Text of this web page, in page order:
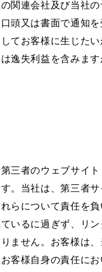
関連会社及び当社
頭又は書面で通知
てお客様に生じた
逸失利益を含みま
三者のウェブサイ
。当社は、第三者
らについて責任を
いるに過ぎず、リ
ません。お客様は
客様自身の責任に